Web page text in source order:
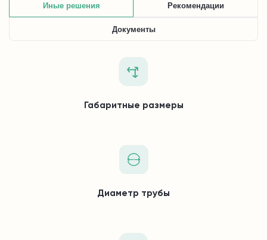
Иные решения Рекомендации
Документы
Габаритные размеры
Диаметр трубы